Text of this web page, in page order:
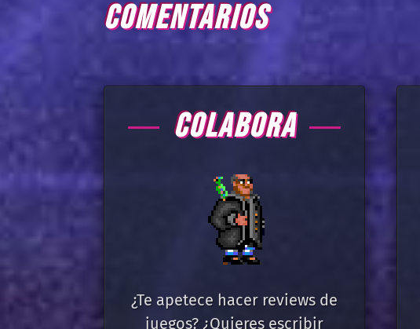
COMENTARIOS
COLABORA
¿Te apetece hacer reviews de
juegos? ¿Quieres escribir